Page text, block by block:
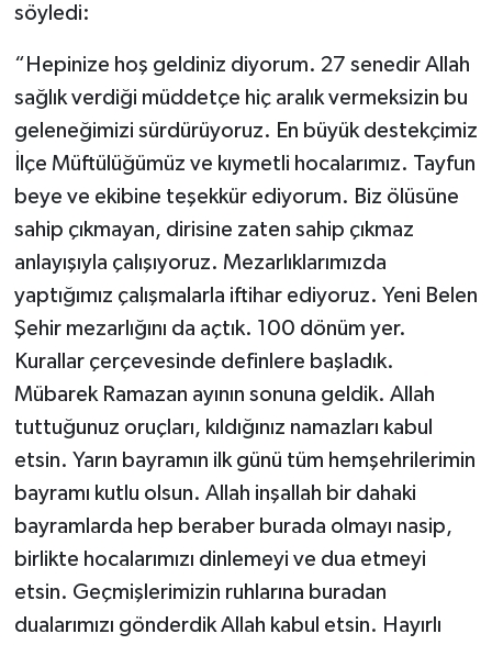
söyledi:
“Hepinize hoş geldiniz diyorum. 27 senedir Allah
sağlık verdiği müddetçe hiç aralık vermeksizin bu
geleneğimizi sürdürüyoruz. En büyük destekçimiz
İlçe Müftülüğümüz ve kıymetli hocalarımız. Tayfun
beye ve ekibine teşekkür ediyorum. Biz ölüsüne
sahip çıkmayan, dirisine zaten sahip çıkmaz
anlayışıyla çalışıyoruz. Mezarlıklarımızda
yaptığımız çalışmalarla iftihar ediyoruz. Yeni Belen
Şehir mezarlığını da açtık. 100 dönüm yer.
Kurallar çerçevesinde definlere başladık.
Mübarek Ramazan ayının sonuna geldik. Allah
tuttuğunuz oruçları, kıldığınız namazları kabul
etsin. Yarın bayramın ilk günü tüm hemşehrilerimin
bayramı kutlu olsun. Allah inşallah bir dahaki
bayramlarda hep beraber burada olmayı nasip,
birlikte hocalarımızı dinlemeyi ve dua etmeyi
etsin. Geçmişlerimizin ruhlarına buradan
dualarımızı gönderdik Allah kabul etsin. Hayırlı